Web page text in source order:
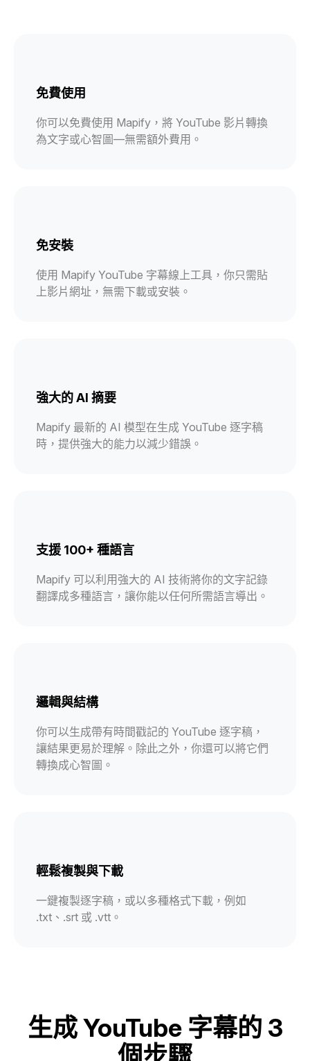
免費使用
你可以免費使用 Mapify，將 YouTube 影片轉換
為文字或心智圖—無需額外費用。
免安裝
使用 Mapify YouTube 字幕線上工具，你只需貼
上影片網址，無需下載或安裝。
強大的 AI 摘要
Mapify 最新的 AI 模型在生成 YouTube 逐字稿
時，提供強大的能力以減少錯誤。
支援 100+ 種語言
Mapify 可以利用強大的 AI 技術將你的文字記錄
翻譯成多種語言，讓你能以任何所需語言導出。
邏輯與結構
你可以生成帶有時間戳記的 YouTube 逐字稿，
讓結果更易於理解。除此之外，你還可以將它們
轉換成心智圖。
輕鬆複製與下載
一鍵複製逐字稿，或以多種格式下載，例如
.txt、.srt 或 .vtt。
生成 YouTube 字幕的 3